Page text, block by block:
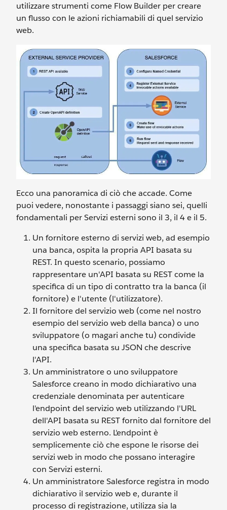
utilizzare strumenti come Flow Builder per creare
un flusso con le azioni richiamabili di quel servizio
web.
Ecco una panoramica di ciò che accade. Come
puoi vedere, nonostante i passaggi siano sei, quelli
fondamentali per Servizi esterni sono il 3, il 4 e il 5.
Un fornitore esterno di servizi web, ad esempio
una banca, ospita la propria API basata su
REST. In questo scenario, possiamo
rappresentare un'API basata su REST come la
specifica di un tipo di contratto tra la banca (il
fornitore) e l'utente (l'utilizzatore).
Il fornitore del servizio web (come nel nostro
esempio del servizio web della banca) o uno
sviluppatore (o magari anche tu) condivide
una specifica basata su JSON che descrive
l'API.
Un amministratore o uno sviluppatore
Salesforce creano in modo dichiarativo una
credenziale denominata per autenticare
l'endpoint del servizio web utilizzando l'URL
dell'API basata su REST fornito dal fornitore del
servizio web esterno. L'endpoint è
semplicemente ciò che espone le risorse dei
servizi web in modo che possano interagire
con Servizi esterni.
Un amministratore Salesforce registra in modo
dichiarativo il servizio web e, durante il
processo di registrazione, utilizza sia la